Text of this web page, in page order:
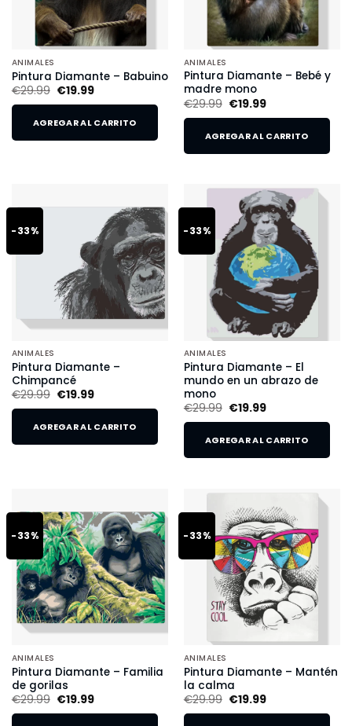
ANIMALES
Pintura Diamante – Babuino
€29.99 €19.99
AGREGAR AL CARRITO
ANIMALES
Pintura Diamante – Bebé y
madre mono
€29.99 €19.99
AGREGAR AL CARRITO
-33%
ANIMALES
Pintura Diamante –
Chimpancé
€29.99 €19.99
AGREGAR AL CARRITO
-33%
ANIMALES
Pintura Diamante – El
mundo en un abrazo de
mono
€29.99 €19.99
AGREGAR AL CARRITO
-33%
ANIMALES
Pintura Diamante – Familia
de gorilas
€29.99 €19.99
-33%
ANIMALES
Pintura Diamante – Mantén
la calma
€29.99 €19.99